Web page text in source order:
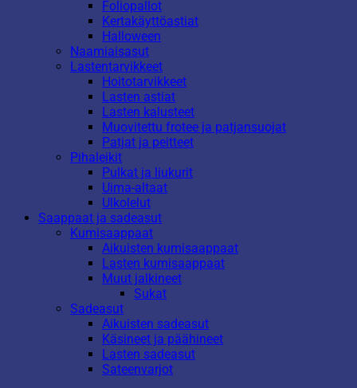
Foliopallot
Kertakäyttöastiat
Halloween
Naamiaisasut
Lastentarvikkeet
Hoitotarvikkeet
Lasten astiat
Lasten kalusteet
Muovitettu frotee ja patjansuojat
Patjat ja peitteet
Pihaleikit
Pulkat ja liukurit
Uima-altaat
Ulkolelut
Saappaat ja sadeasut
Kumisaappaat
Aikuisten kumisaappaat
Lasten kumisaappaat
Muut jalkineet
Sukat
Sadeasut
Aikuisten sadeasut
Käsineet ja päähineet
Lasten sadeasut
Sateenvarjot